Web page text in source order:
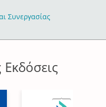
Συνεργασίας